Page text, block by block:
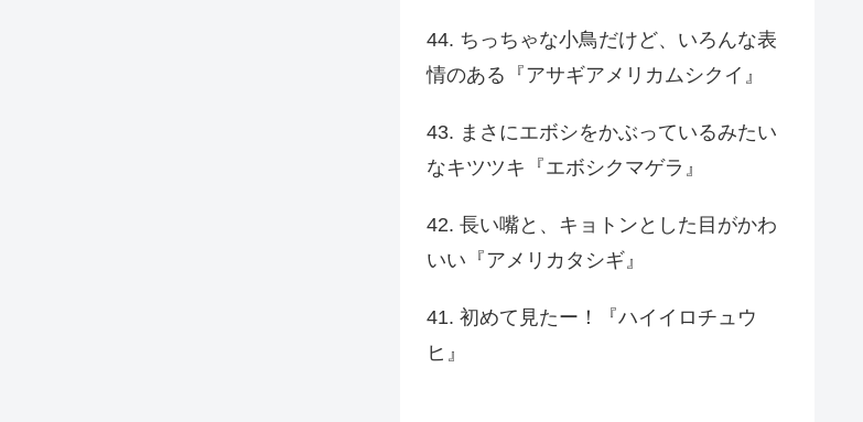
44. ちっちゃな小鳥だけど、いろんな表
情のある『アサギアメリカムシクイ』
43. まさにエボシをかぶっているみたい
なキツツキ『エボシクマゲラ』
42. 長い嘴と、キョトンとした目がかわ
いい『アメリカタシギ』
41. 初めて見たー！『ハイイロチュウ
ヒ』